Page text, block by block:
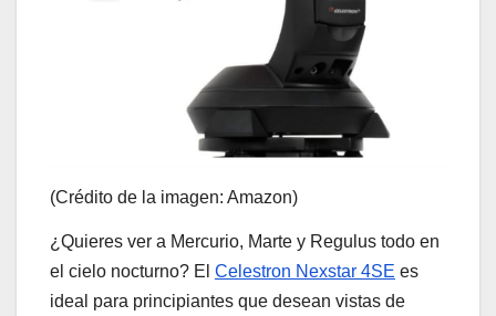
(Crédito de la imagen: Amazon)
¿Quieres ver a Mercurio, Marte y Regulus todo en
el cielo nocturno? El Celestron Nexstar 4SE es
ideal para principiantes que desean vistas de